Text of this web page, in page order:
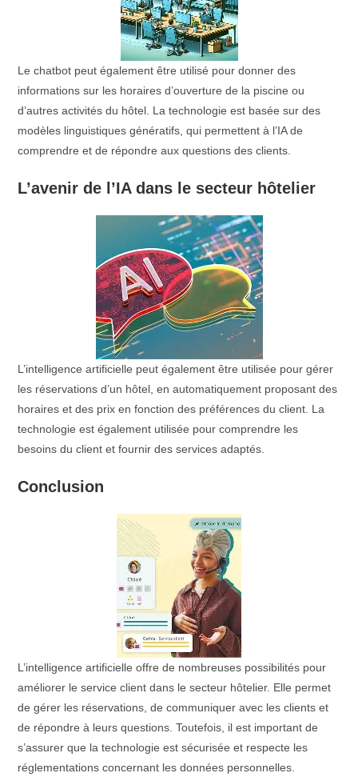
Le chatbot peut également être utilisé pour donner des
informations sur les horaires d’ouverture de la piscine ou
d’autres activités du hôtel. La technologie est basée sur des
modèles linguistiques génératifs, qui permettent à l’IA de
comprendre et de répondre aux questions des clients.
L’avenir de l’IA dans le secteur hôtelier
L’intelligence artificielle peut également être utilisée pour gérer
les réservations d’un hôtel, en automatiquement proposant des
horaires et des prix en fonction des préférences du client. La
technologie est également utilisée pour comprendre les
besoins du client et fournir des services adaptés.
Conclusion
L’intelligence artificielle offre de nombreuses possibilités pour
améliorer le service client dans le secteur hôtelier. Elle permet
de gérer les réservations, de communiquer avec les clients et
de répondre à leurs questions. Toutefois, il est important de
s’assurer que la technologie est sécurisée et respecte les
réglementations concernant les données personnelles.